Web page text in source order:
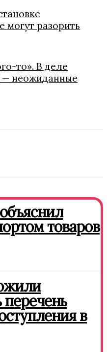
могут разорить
то». В деле
— неожиданные
товаров
перечень
в